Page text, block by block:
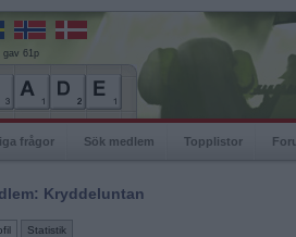
gav 61p
frågor Sök medlem Topplistor
Kryddeluntan
Statistik